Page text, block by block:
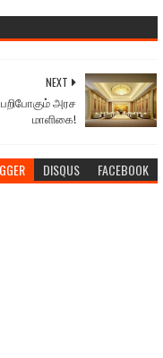
NEXT
பறிபோகும் அரச
மாளிகை!
DISQUS FACEBOOK